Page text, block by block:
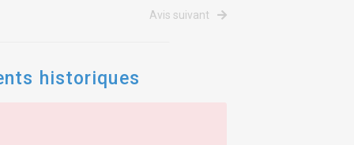
Avis suivant
historiques